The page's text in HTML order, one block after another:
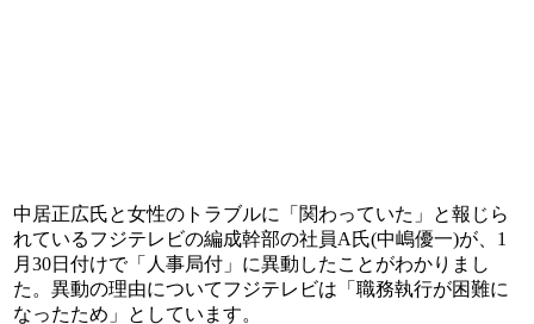
中居正広氏と女性のトラブルに「関わっていた」と報じら
れているフジテレビの編成幹部の社員A氏(中嶋優一)が、1
月30日付けで「人事局付」に異動したことがわかりまし
た。異動の理由についてフジテレビは「職務執行が困難に
なったため」としています。